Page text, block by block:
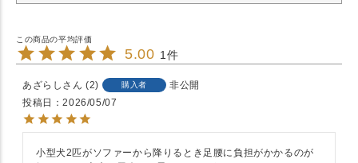
5.00 1
あざらし 2 購入者
非公開
投稿日
2026/05/07
小型犬2匹がソファーから降りるとき足腰に負担がかかるのが